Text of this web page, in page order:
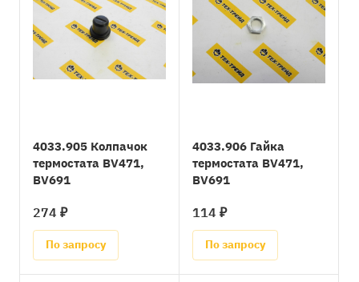
4033.905 Колпачок
термостата BV471,
BV691
274 ₽
По запросу
4033.906 Гайка
термостата BV471,
BV691
114 ₽
По запросу